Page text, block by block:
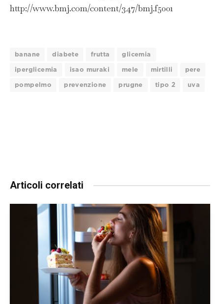
http://www.bmj.com/content/347/bmj.f5001
banane diabete frutta glicemia
iperglicemia isao muraki mele mirtilli pere
pompelmo prevenzione prugne tipo 2 uva
Articoli correlati